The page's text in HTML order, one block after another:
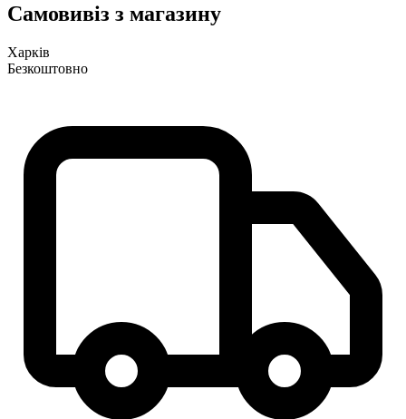
Самовивіз з магазину
Харків
Безкоштовно